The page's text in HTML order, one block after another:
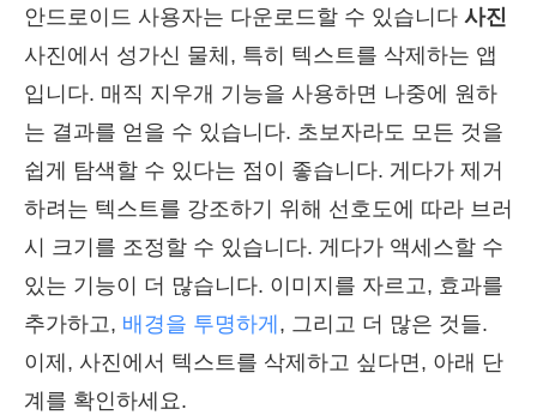
안드로이드 사용자는 다운로드할 수 있습니다 사진
사진에서 성가신 물체, 특히 텍스트를 삭제하는 앱
입니다. 매직 지우개 기능을 사용하면 나중에 원하
는 결과를 얻을 수 있습니다. 초보자라도 모든 것을
쉽게 탐색할 수 있다는 점이 좋습니다. 게다가 제거
하려는 텍스트를 강조하기 위해 선호도에 따라 브러
시 크기를 조정할 수 있습니다. 게다가 액세스할 수
있는 기능이 더 많습니다. 이미지를 자르고, 효과를
추가하고, 배경을 투명하게 , 그리고 더 많은 것들.
이제, 사진에서 텍스트를 삭제하고 싶다면, 아래 단
계를 확인하세요.